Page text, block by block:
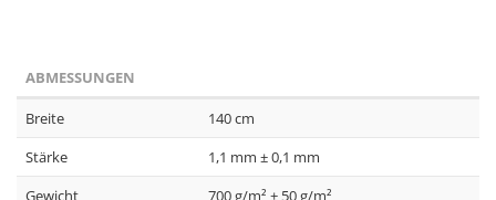
ABMESSUNGEN
Breite
140 cm
Stärke
1,1 mm ± 0,1 mm
Gewicht
700 g/m² ± 50 g/m²